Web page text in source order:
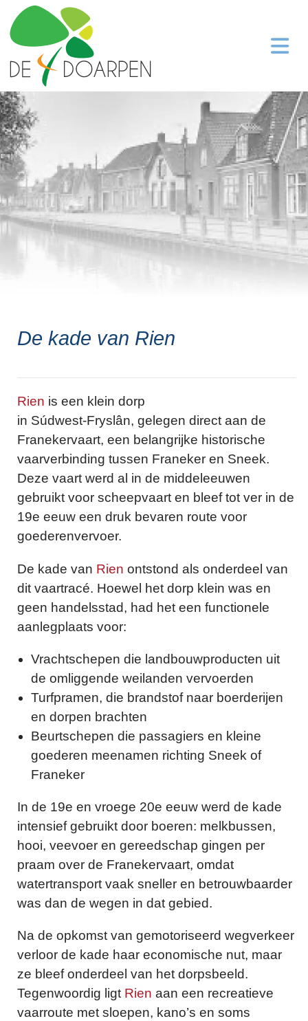
De kade van Rien
Rien is een klein dorp
in Súdwest-Fryslân, gelegen direct aan de
Franekervaart, een belangrijke historische
vaarverbinding tussen Franeker en Sneek.
Deze vaart werd al in de middeleeuwen
gebruikt voor scheepvaart en bleef tot ver in de
19e eeuw een druk bevaren route voor
goederenvervoer.
De kade van Rien ontstond als onderdeel van
dit vaartracé. Hoewel het dorp klein was en
geen handelsstad, had het een functionele
aanlegplaats voor:
Vrachtschepen die landbouwproducten uit
de omliggende weilanden vervoerden
Turfpramen, die brandstof naar boerderijen
en dorpen brachten
Beurtschepen die passagiers en kleine
goederen meenamen richting Sneek of
Franeker
In de 19e en vroege 20e eeuw werd de kade
intensief gebruikt door boeren: melkbussen,
hooi, veevoer en gereedschap gingen per
praam over de Franekervaart, omdat
watertransport vaak sneller en betrouwbaarder
was dan de wegen in dat gebied.
Na de opkomst van gemotoriseerd wegverkeer
verloor de kade haar economische nut, maar
ze bleef onderdeel van het dorpsbeeld.
Tegenwoordig ligt Rien aan een recreatieve
vaarroute met sloepen, kano’s en soms